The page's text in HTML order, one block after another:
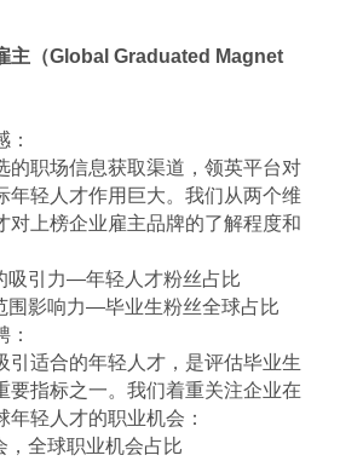
主（Global Graduated Magnet
：
的职场信息获取渠道，领英平台对
年轻人才作用巨大。我们从两个维
对上榜企业雇主品牌的了解程度和
吸引力—年轻人才粉丝占比
围影响力—毕业生粉丝全球占比
：
引适合的年轻人才，是评估毕业生
要指标之一。我们着重关注企业在
年轻人才的职业机会：
，全球职业机会占比